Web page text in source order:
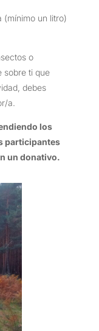
(mínimo un litro)
o
sobre ti que
debes
a.
los
participantes
un donativo.